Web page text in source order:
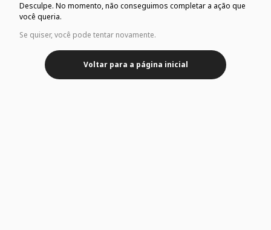
Desculpe. No momento, não conseguimos completar a ação que
você queria.
Se quiser, você pode tentar novamente.
Voltar para a página inicial